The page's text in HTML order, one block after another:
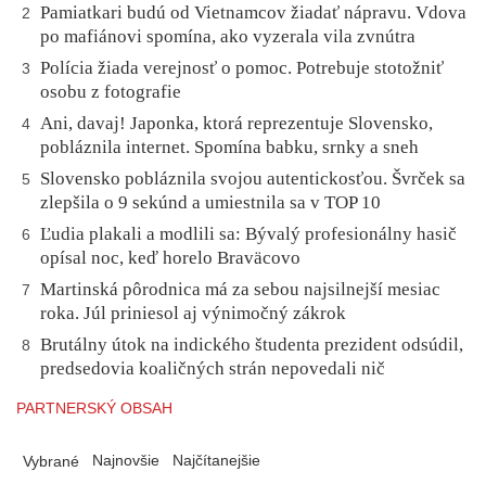
2
Pamiatkari budú od Vietnamcov žiadať nápravu. Vdova
po mafiánovi spomína, ako vyzerala vila zvnútra
3
Polícia žiada verejnosť o pomoc. Potrebuje stotožniť
osobu z fotografie
4
Ani, davaj! Japonka, ktorá reprezentuje Slovensko,
pobláznila internet. Spomína babku, srnky a sneh
5
Slovensko pobláznila svojou autentickosťou. Švrček sa
zlepšila o 9 sekúnd a umiestnila sa v TOP 10
6
Ľudia plakali a modlili sa: Bývalý profesionálny hasič
opísal noc, keď horelo Braväcovo
7
Martinská pôrodnica má za sebou najsilnejší mesiac
roka. Júl priniesol aj výnimočný zákrok
8
Brutálny útok na indického študenta prezident odsúdil,
predsedovia koaličných strán nepovedali nič
PARTNERSKÝ OBSAH
Vybrané Najnovšie Najčítanejšie